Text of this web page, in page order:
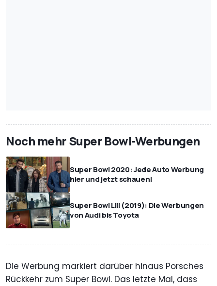
Noch mehr Super Bowl-Werbungen
Super Bowl 2020: Jede Auto Werbung
hier und jetzt schauen!
Super Bowl LIII (2019): Die Werbungen
von Audi bis Toyota
Die Werbung markiert darüber hinaus Porsches
Rückkehr zum Super Bowl. Das letzte Mal, dass